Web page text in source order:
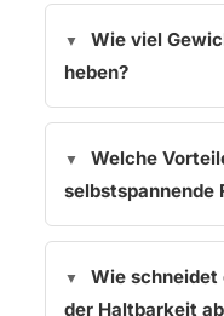
Wie viel
heben?
Welche
selbstspannende
Wie schneidet
der Haltbarkeit